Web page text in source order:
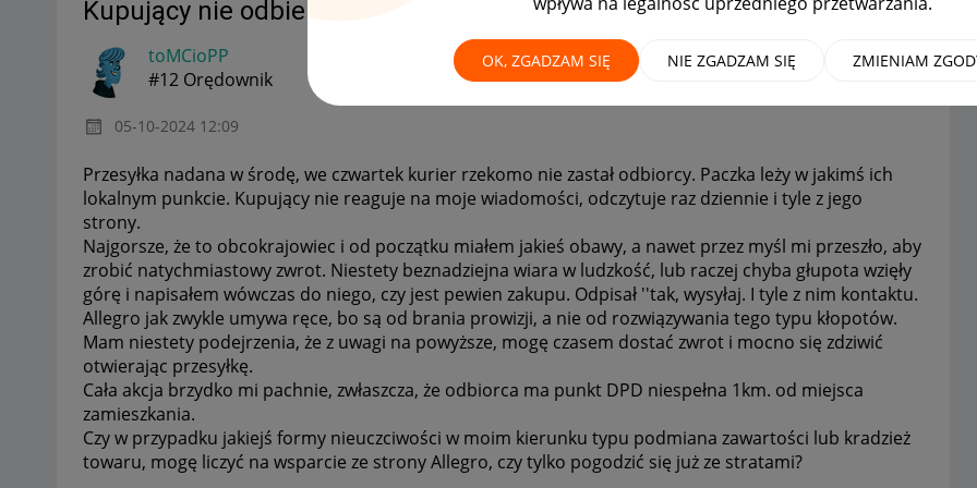
OK, ZGADZAM SIĘ NIE ZGADZAM SIĘ ZMIENIAM
Kupujący nie odbiera przesyłki
toMCioPP
#12 Orędownik
‎05-10-2024 12:09
Przesyłka nadana w środę, we czwartek kurier rzekomo nie zastał odbiorcy. Paczka leży w jakimś ich
lokalnym punkcie. Kupujący nie reaguje na moje wiadomości, odczytuje raz dziennie i tyle z jego
strony.
Najgorsze, że to obcokrajowiec i od początku miałem jakieś obawy, a nawet przez myśl mi przeszło, aby
zrobić natychmiastowy zwrot. Niestety beznadziejna wiara w ludzkość, lub raczej chyba głupota wzięły
górę i napisałem wówczas do niego, czy jest pewien zakupu. Odpisał ''tak, wysyłaj. I tyle z nim kontaktu.
Allegro jak zwykle umywa ręce, bo są od brania prowizji, a nie od rozwiązywania tego typu kłopotów.
Mam niestety podejrzenia, że z uwagi na powyższe, mogę czasem dostać zwrot i mocno się zdziwić
otwierając przesyłkę.
Cała akcja brzydko mi pachnie, zwłaszcza, że odbiorca ma punkt DPD niespełna 1km. od miejsca
zamieszkania.
Czy w przypadku jakiejś formy nieuczciwości w moim kierunku typu podmiana zawartości lub kradzież
towaru, mogę liczyć na wsparcie ze strony Allegro, czy tylko pogodzić się już ze stratami?